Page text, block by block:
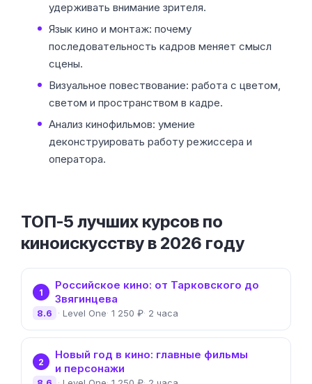
удерживать внимание зрителя.
Язык кино и монтаж: почему
последовательность кадров меняет смысл
сцены.
Визуальное повествование: работа с цветом,
светом и пространством в кадре.
Анализ кинофильмов: умение
деконструировать работу режиссера и
оператора.
ТОП-5 лучших курсов по
киноискусству в 2026 году
1
Российское кино: от Тарковского до
Звягинцева
Level One 1 250 ₽ 2 часа
8.6
2
Новый год в кино: главные фильмы
и персонажи